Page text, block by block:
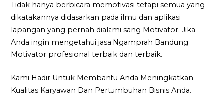
Tidak hanya berbicara memotivasi tetapi semua yang
dikatakannya didasarkan pada ilmu dan aplikasi
lapangan yang pernah dialami sang Motivator. Jika
Anda ingin mengetahui jasa Ngamprah Bandung
Motivator profesional terbaik dan terbaik.
Kami Hadir Untuk Membantu Anda Meningkatkan
Kualitas Karyawan Dan Pertumbuhan Bisnis Anda.